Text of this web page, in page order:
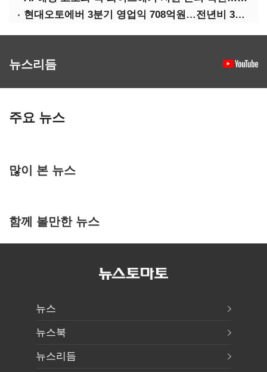
현대오토에버 3분기 영업익 708억원…전년비 34.8%↑
뉴스리듬
주요 뉴스
많이 본 뉴스
함께 볼만한 뉴스
뉴스
뉴스북
뉴스리듬